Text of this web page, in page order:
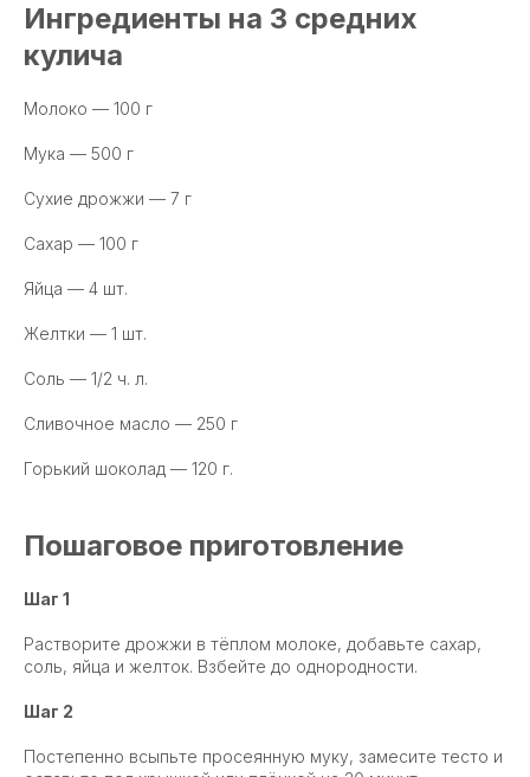
Ингредиенты на 3 средних
кулича
Молоко — 100 г
Мука — 500 г
Сухие дрожжи — 7 г
Сахар — 100 г
Яйца — 4 шт.
Желтки — 1 шт.
Соль — 1/2 ч. л.
Сливочное масло — 250 г
Горький шоколад — 120 г.
Пошаговое приготовление
Шаг 1
Растворите дрожжи в тёплом молоке, добавьте сахар,
соль, яйца и желток. Взбейте до однородности.
Шаг 2
Постепенно всыпьте просеянную муку, замесите тесто и